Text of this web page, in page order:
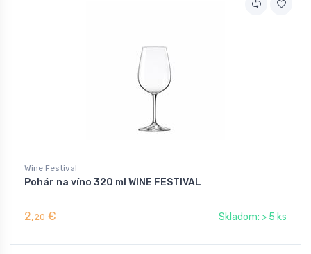
Wine Festival
Pohár na víno 320 ml WINE FESTIVAL
2,20 € Skladom: > 5 ks